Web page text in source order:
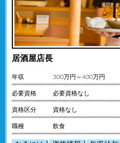
居酒屋店長
年収 300万円～400万円
必要資格 必要資格なし
資格区分 資格なし
職種 飲食